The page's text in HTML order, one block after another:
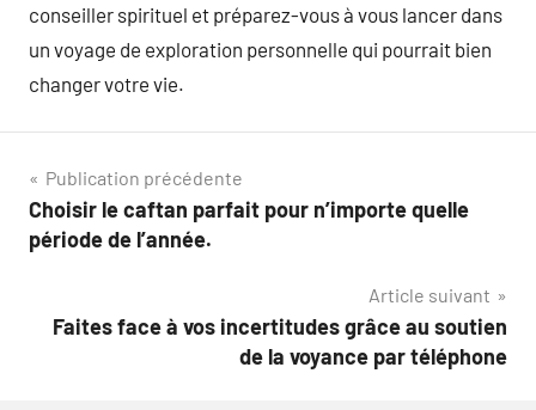
conseiller spirituel et préparez-vous à vous lancer dans
un voyage de exploration personnelle qui pourrait bien
changer votre vie.
Navigation
de
Publication précédente
Choisir le caftan parfait pour n’importe quelle
période de l’année.
Article suivant
Faites face à vos incertitudes grâce au soutien
de la voyance par téléphone